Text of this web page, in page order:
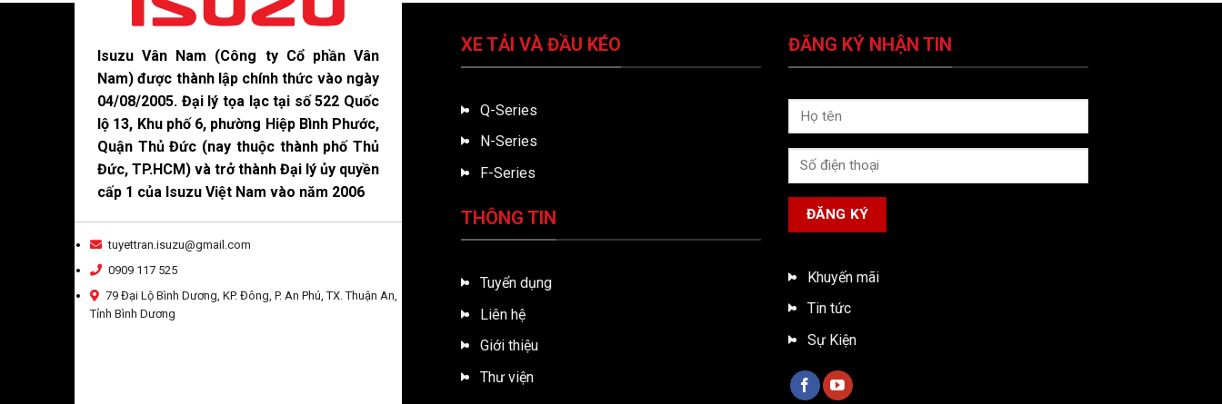
Isuzu Vân Nam (Công ty Cổ phần Vân
Nam) được thành lập chính thức vào ngày
04/08/2005. Đại lý tọa lạc tại số 522 Quốc
lộ 13, Khu phố 6, phường Hiệp Bình Phước,
Quận Thủ Đức (nay thuộc thành phố Thủ
Đức, TP.HCM) và trở thành Đại lý ủy quyền
cấp 1 của Isuzu Việt Nam vào năm 2006
tuyettran.isuzu@gmail.com
0909 117 525
79 Đại Lộ Bình Dương, KP. Đông, P. An Phú, TX. Thuận An,
Tỉnh Bình Dương
XE TẢI VÀ ĐẦU KÉO
Q-Series
N-Series
F-Series
THÔNG TIN
Tuyển dụng
Liên hệ
Giới thiệu
Thư viện
ĐĂNG KÝ NHẬN TIN
Khuyến mãi
Tin tức
Sự Kiện